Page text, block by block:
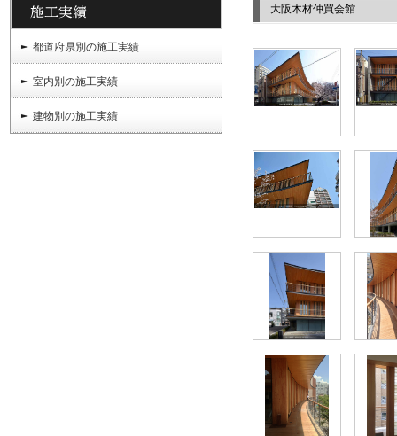
都道府県別の施工実績
室内別の施工実績
建物別の施工実績
大阪木材仲買会館